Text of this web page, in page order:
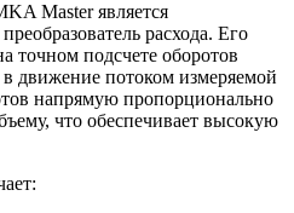
Master является
расхода. Его
точном подсчете оборотов
движение потоком измеряемой
напрямую пропорционально
что обеспечивает высокую